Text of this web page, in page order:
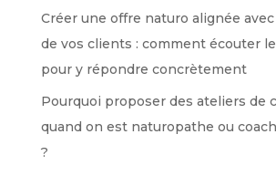
Créer une offre naturo alignée
de vos clients : comment écouter
pour y répondre concrètement
Pourquoi proposer des ateliers de
quand on est naturopathe ou
?